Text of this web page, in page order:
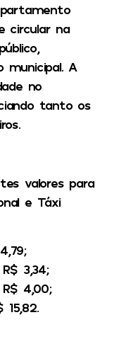
circular na
municipal. A
no
tanto os
valores para
e Táxi
3,34;
4,00;
15,82.